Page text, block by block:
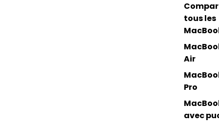
tous les
Air
Pro
avec